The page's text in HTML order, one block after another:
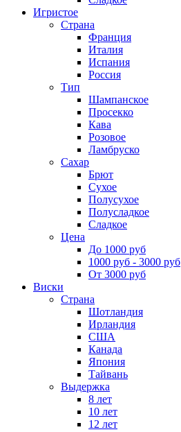
Игристое
Страна
Франция
Италия
Испания
Россия
Тип
Шампанское
Просекко
Кава
Розовое
Ламбруско
Сахар
Брют
Сухое
Полусухое
Полусладкое
Сладкое
Цена
До 1000 руб
1000 руб - 3000 руб
От 3000 руб
Виски
Страна
Шотландия
Ирландия
США
Канада
Япония
Тайвань
Выдержка
8 лет
10 лет
12 лет